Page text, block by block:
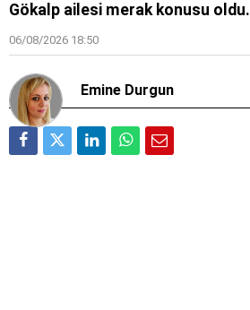
Gökalp ailesi merak konusu oldu.
06/08/2026 18:50
Emine Durgun